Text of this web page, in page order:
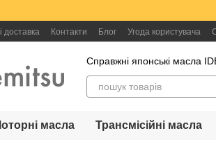
доставка Контакти Блог Угода користувача
Справжні японські масла
масла Трансмісійні масла